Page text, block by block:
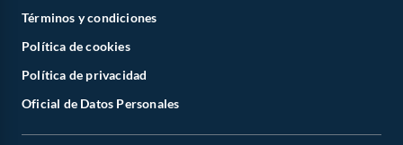
Términos y condiciones
Política de cookies
Política de privacidad
Oficial de Datos Personales